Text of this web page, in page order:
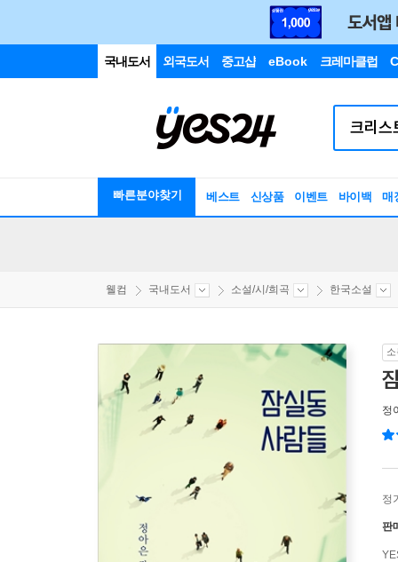
국내도서 외국도서 중고샵 eBook 크레마클럽
빠른분야찾기 베스트 신상품 이벤트 바이백 매
웰컴 국내도서 소설/시/희곡 한국소설
정
정
판